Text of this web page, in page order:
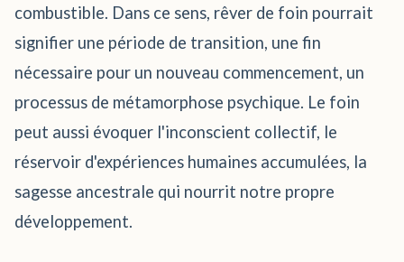
combustible. Dans ce sens, rêver de foin pourrait
signifier une période de transition, une fin
nécessaire pour un nouveau commencement, un
processus de métamorphose psychique. Le foin
peut aussi évoquer l'inconscient collectif, le
réservoir d'expériences humaines accumulées, la
sagesse ancestrale qui nourrit notre propre
développement.